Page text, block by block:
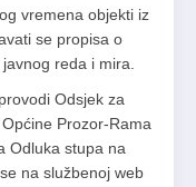
vremena objekti iz
se propisa o
reda i mira.
Odsjek za
Prozor-Rama
Odluka stupa na
na službenoj web